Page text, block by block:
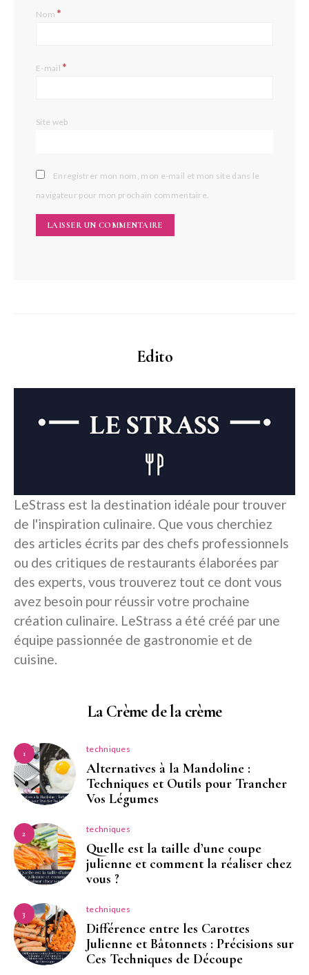
Nom*
E-mail*
Site web
Enregistrer mon nom, mon e-mail et mon site dans le
navigateur pour mon prochain commentaire.
Edito
LeStrass est la destination idéale pour trouver
de l'inspiration culinaire. Que vous cherchiez
des articles écrits par des chefs professionnels
ou des critiques de restaurants élaborées par
des experts, vous trouverez tout ce dont vous
avez besoin pour réussir votre prochaine
création culinaire. LeStrass a été créé par une
équipe passionnée de gastronomie et de
cuisine.
La Crème de la crème
1 techniques
Alternatives à la Mandoline :
Techniques et Outils pour Trancher
Vos Légumes
2 techniques
Quelle est la taille d’une coupe
julienne et comment la réaliser chez
vous ?
3 techniques
Différence entre les Carottes
Julienne et Bâtonnets : Précisions sur
Ces Techniques de Découpe